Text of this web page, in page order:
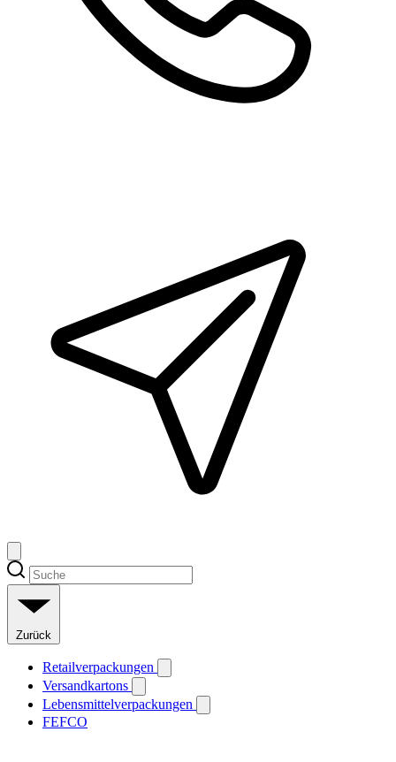
Zurück
Retailverpackungen
Versandkartons
Lebensmittelverpackungen
FEFCO